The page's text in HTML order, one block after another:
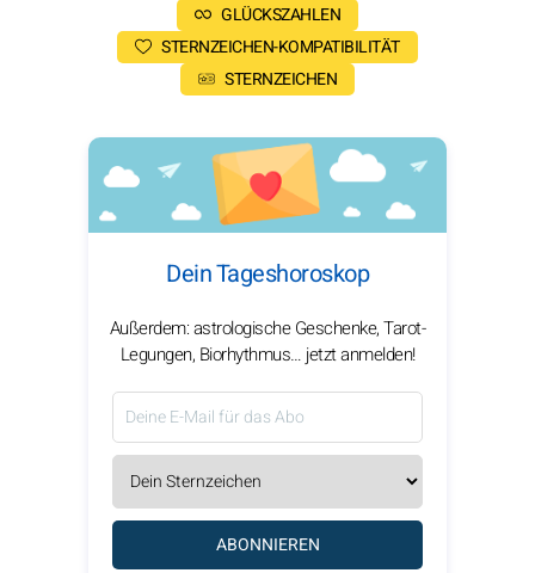
GLÜCKSZAHLEN
STERNZEICHEN-KOMPATIBILITÄT
STERNZEICHEN
Dein Tageshoroskop
Außerdem: astrologische Geschenke, Tarot-
Legungen, Biorhythmus… jetzt anmelden!
ABONNIEREN